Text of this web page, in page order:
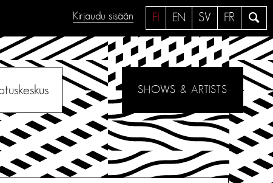
a
e
FI EN SV FR
Kirjaudu sisään
SHOWS & ARTISTS